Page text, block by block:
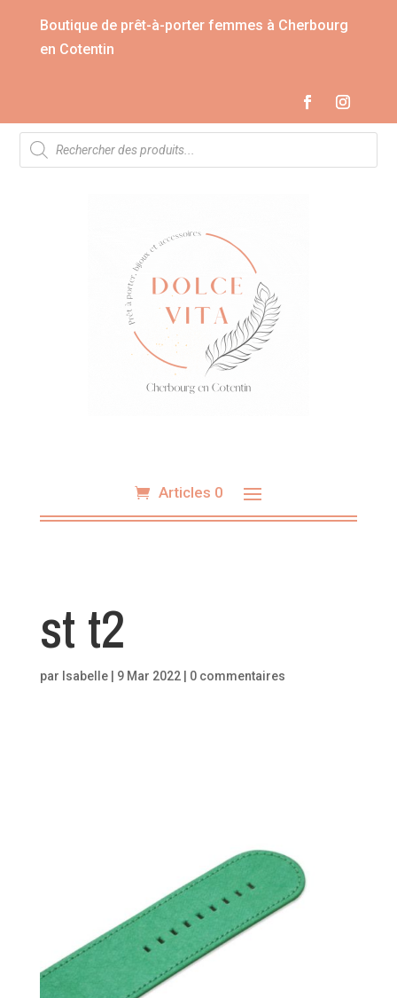
Boutique de prêt-à-porter femmes à Cherbourg
en Cotentin
Recherche
de
produits
Articles 0
st t2
par Isabelle| 9 Mar 2022| 0 commentaires